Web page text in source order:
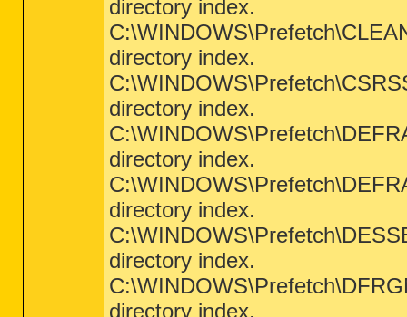
directory index.
directory index.
directory index.
directory index.
directory index.
directory index.
directory index.